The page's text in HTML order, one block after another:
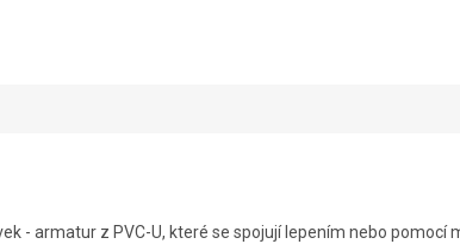
- armatur z PVC-U, které se spojují lepením nebo pomocí